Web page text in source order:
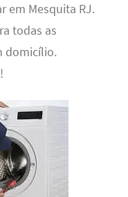
em Mesquita RJ.
todas as
domicílio.